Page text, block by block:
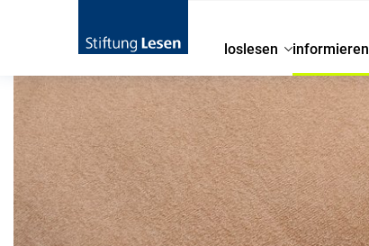
loslesen informieren